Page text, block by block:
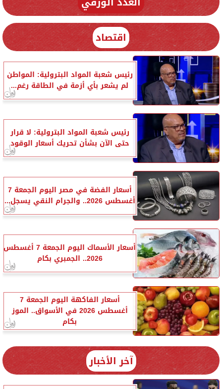
اقتصاد
رئيس شعبة المواد البترولية: المواطن
لم يشعر بأي أزمة في الطاقة رغم...
رئيس شعبة المواد البترولية: لا قرار
حتى الآن بشأن تحريك أسعار الوقود
أسعار الفضة في مصر اليوم الجمعة 7
أغسطس 2026.. والجرام النقي يسجل...
أسعار الأسماك اليوم الجمعة 7 أغسطس
2026.. الجمبري بكام
أسعار الفاكهة اليوم الجمعة 7
أغسطس 2026 في الأسواق.. الموز
بكام
آخر الأخبار